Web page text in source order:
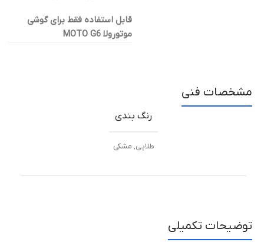
قابل استفاده فقط برای گوشی
موتورولا MOTO G6
مشخصات فنی
رنگ بندی
طلایی, مشکی
توضیحات تکمیلی